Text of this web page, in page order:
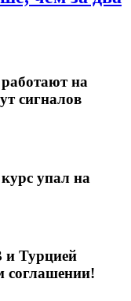
на
сигналов
упал на
и Турцией
соглашении!